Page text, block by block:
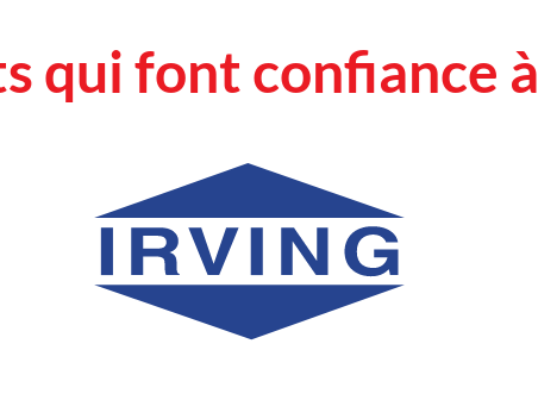
qui font confiance à